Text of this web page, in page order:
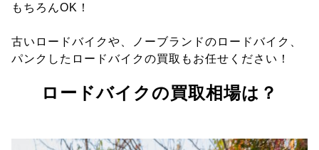
もちろんOK！
古いロードバイクや、ノーブランドのロードバイク、
パンクしたロードバイクの買取もお任せください！
ロードバイクの買取相場は？